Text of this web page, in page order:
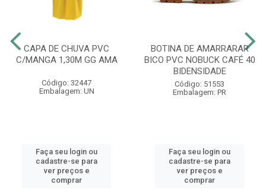
CAPA DE CHUVA PVC
C/MANGA 1,30M GG AMA
Código: 32447
Embalagem: UN
Faça seu login ou
cadastre-se para
ver preços e
comprar
BOTINA DE AMARRARAR
BICO PVC NOBUCK CAFÉ 40
BIDENSIDADE
Código: 51553
Embalagem: PR
Faça seu login ou
cadastre-se para
ver preços e
comprar